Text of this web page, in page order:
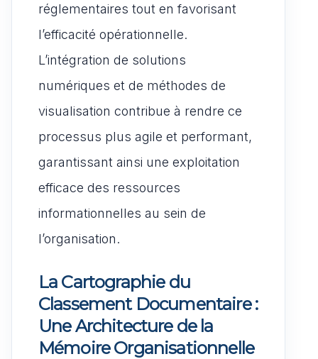
réglementaires tout en favorisant
l’efficacité opérationnelle.
L’intégration de solutions
numériques et de méthodes de
visualisation contribue à rendre ce
processus plus agile et performant,
garantissant ainsi une exploitation
efficace des ressources
informationnelles au sein de
l’organisation.
La Cartographie du
Classement Documentaire :
Une Architecture de la
Mémoire Organisationnelle